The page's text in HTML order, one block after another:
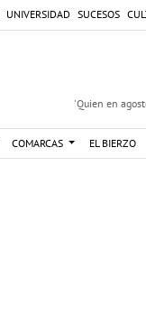
UNIVERSIDAD SUCESOS
'Quien en
COMARCAS EL BIERZO